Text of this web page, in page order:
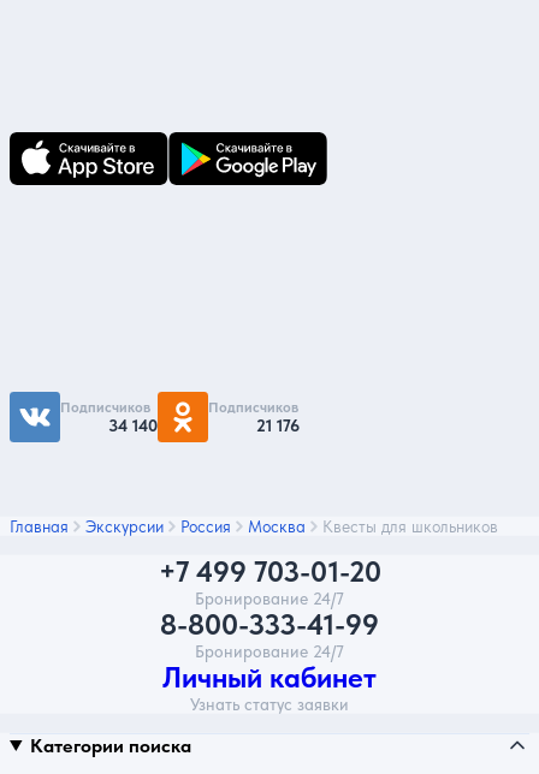
Подписчиков
34 140
Подписчиков
21 176
Главная Экскурсии Россия Москва Квесты для школьников
+7 499 703-01-20
Бронирование 24/7
8-800-333-41-99
Бронирование 24/7
Личный кабинет
Узнать статус заявки
Категории поиска